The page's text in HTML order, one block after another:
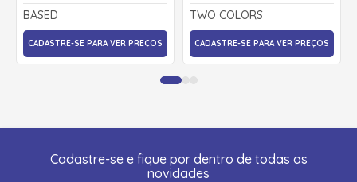
BASED
CADASTRE-SE PARA VER PREÇOS
TWO COLORS
CADASTRE-SE PARA VER PREÇOS
Cadastre-se e fique por dentro de todas as
novidades